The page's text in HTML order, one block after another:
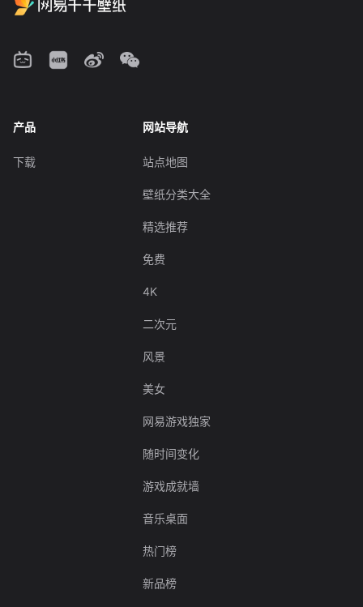
产品
下载
网站导航
站点地图
壁纸分类大全
精选推荐
免费
4K
二次元
风景
美女
网易游戏独家
随时间变化
游戏成就墙
音乐桌面
热门榜
新品榜